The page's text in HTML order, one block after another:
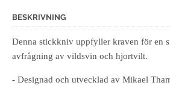
BESKRIVNING
Denna stickkniv uppfyller kraven för en
avfrågning av vildsvin och hjortvilt.
- Designad och utvecklad av Mikael